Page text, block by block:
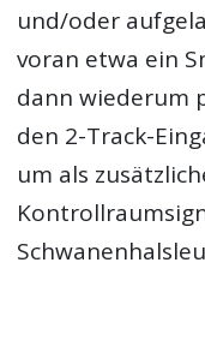
und/oder
voran etwa ein
dann wiederum
den 2-Track-
um als